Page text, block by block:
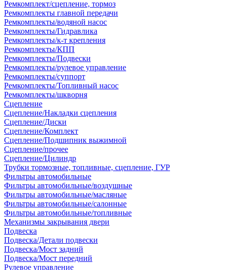
Ремкомплект/сцепление, тормоз
Ремкомплекты главной передачи
Ремкомплекты/водяной насос
Ремкомплекты/Гидравлика
Ремкомплекты/к-т крепления
Ремкомплекты/КПП
Ремкомплекты/Подвески
Ремкомплекты/рулевое управление
Ремкомплекты/суппорт
Ремкомплекты/Топливный насос
Ремкомплекты/шкворня
Сцепление
Сцепление/Накладки сцепления
Сцепление/Диски
Сцепление/Комплект
Сцепление/Подшипник выжимной
Сцепление/прочее
Сцепление/Цилиндр
Трубки тормозные, топливные, сцепление, ГУР
Фильтры автомобильные
Фильтры автомобильные/воздушные
Фильтры автомобильные/масляные
Фильтры автомобильные/салонные
Фильтры автомобильные/топливные
Механизмы закрывания двери
Подвеска
Подвеска/Детали подвески
Подвеска/Мост задний
Подвеска/Мост передний
Рулевое управление